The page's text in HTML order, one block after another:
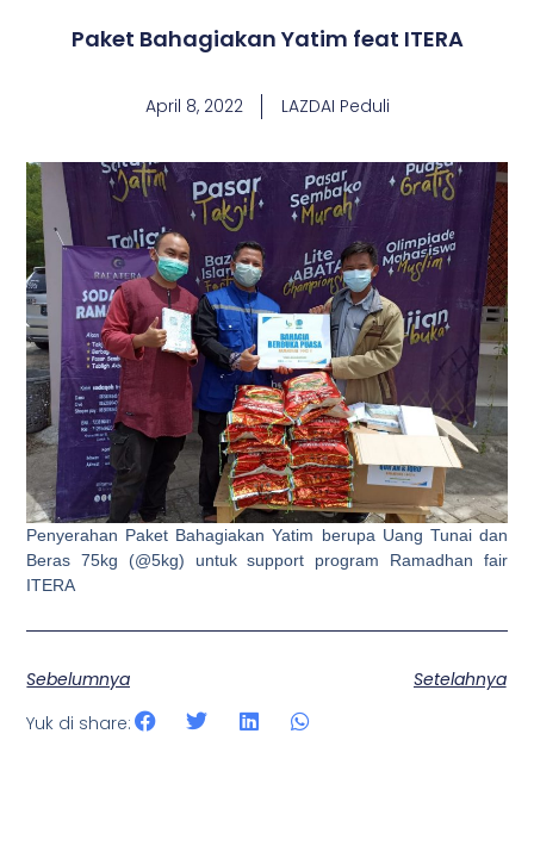
Paket Bahagiakan Yatim feat ITERA
April 8, 2022 LAZDAI Peduli
Penyerahan Paket Bahagiakan Yatim berupa Uang Tunai dan
Beras 75kg (@5kg) untuk support program Ramadhan fair
ITERA
Sebelumnya
Setelahnya
Yuk di share: